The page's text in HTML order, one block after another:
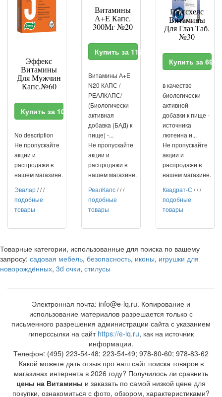
Эффекс
Витамины
Для Мужчин
Капс.№60
Купить за 1043 RUR
No description
Не пропускайте
акции и
распродажи в
нашем магазине.
Эвалар///
подобные
товары
Витамины
А+Е Капс.
300Мг №20
Купить за 117 RUR
Витамины А+Е
N20 КАПС /
РЕАЛКАПС/
(Биологически
активная
добавка (БАД) к
пище) -...
Не пропускайте
акции и
распродажи в
нашем магазине.
РеалКапс///
подобные
товары
Гроссхелс
Витамины
Для Глаз Таб.
№30
Купить за 694
в качестве
биологически
активной
добавки к пище -
источника
лютеина и...
Не пропускайте
акции и
распродажи в
нашем магазине.
Квадрат-С ///
подобные
товары
Товарные категории, использованные для поиска по вашему
запросу: садовая мебель, безопасность, иконы, игрушки для
новорождённых, 3d очки, стилусы
Электронная почта: info@e-lq.ru. Копирование и
использование материалов разрешается только с
письменного разрешения администрации сайта с указанием
гиперссылки на сайт https://e-lq.ru, как на источник
информации.
Телефон: (495) 223-54-48; 223-54-49; 978-80-60; 978-83-62
Какой можете дать отзыв про наш сайт поиска товаров в
магазинах интернета в 2026 году? Получилось ли сравнить
цены на Витамины и заказать по самой низкой цене для
покупки, ознакомиться с фото, обзором, характеристиками?